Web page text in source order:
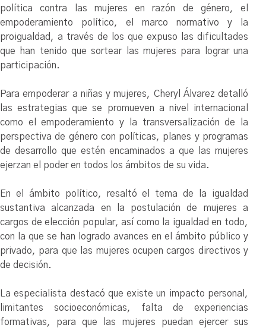
política contra las mujeres en razón de género, el
empoderamiento político, el marco normativo y la
proigualdad, a través de los que expuso las dificultades
que han tenido que sortear las mujeres para lograr una
participación.
Para empoderar a niñas y mujeres, Cheryl Álvarez detalló
las estrategias que se promueven a nivel internacional
como el empoderamiento y la transversalización de la
perspectiva de género con políticas, planes y programas
de desarrollo que estén encaminados a que las mujeres
ejerzan el poder en todos los ámbitos de su vida.
En el ámbito político, resaltó el tema de la igualdad
sustantiva alcanzada en la postulación de mujeres a
cargos de elección popular, así como la igualdad en todo,
con la que se han logrado avances en el ámbito público y
privado, para que las mujeres ocupen cargos directivos y
de decisión.
La especialista destacó que existe un impacto personal,
limitantes socioeconómicas, falta de experiencias
formativas, para que las mujeres puedan ejercer sus